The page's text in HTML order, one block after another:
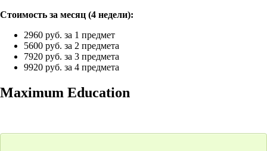
Стоимость за месяц (4 недели):
2960 руб. за 1 предмет
5600 руб. за 2 предмета
7920 руб. за 3 предмета
9920 руб. за 4 предмета
Maximum Education